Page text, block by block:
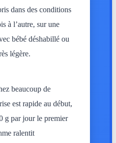
dans des conditions
à l’autre, sur une
bébé déshabillé ou
légère.
beaucoup de
est rapide au début,
g par jour le premier
ralentit